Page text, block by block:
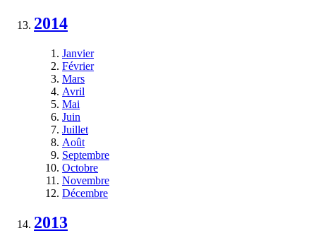
2014
Janvier
Février
Mars
Avril
Mai
Juin
Juillet
Août
Septembre
Octobre
Novembre
Décembre
2013